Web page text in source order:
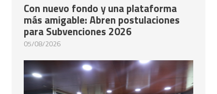
Con nuevo fondo y una plataforma
más amigable: Abren postulaciones
para Subvenciones 2026
05/08/2026